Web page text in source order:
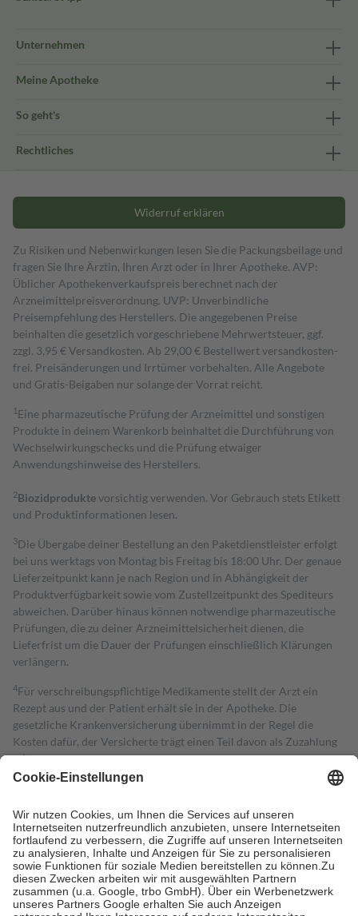
Unternehmen
Meine Apotheke
So geht's
Rechtliches
Widerruf erklären
Zu Risiken und Nebenwirkungen lesen Sie die Packungsbeilage und
fragen Sie Ihre Ärztin, Ihren Arzt oder in Ihrer Apotheke. AVP:
Üblicher Apothekenverkaufspreis berechnet nach der
Arzneimittelpreisverordnung. UVP: Unverbindliche
Preisempfehlung des Herstellers. Die angegebenen Preise
beinhalten die gesetzlich vorgeschriebene Mehrwertsteuer, ggf.
zzgl. 3,95 € Versandkosten. Ab 29,00 € Bestell­wert versand­kosten­
frei. Preisänderungen und Irrtümer vorbehalten. Alle Angebote
und Gratis-Beigaben nur solange der Vorrat reicht.
1 Eine pharmazeutische Prüfung der Arzneimittel und sonstigen
Produkte in deinem Warenkorb beinhaltet die Durchführung von
Wechselwirkungschecks und die Prüfung etwaiger
Anwendungshinweise des Herstellers.
2Biozidproduktevorsichtig verwenden. Vor Gebrauch stets Etikett
und Produktinformationen lesen.
3Die Übergabe deiner Bestellung an den Paketdienstleister erfolgt
bei uns werktags von Montag bis Freitag bis 18:00 Uhr. Der genaue
Lieferzeitpunkt kann je nach Region und in Abhängigkeit der
Produktverfügbarkeit sowie vom Zustellzeitpunkt des Spediteurs
abweichen. Darüber hinaus können notwendige pharmazeutische
Prüfungen, die zu deiner Arzneimittelsicherheit dienen, die
Lieferfrist um die Dauer der Prüfungen einschließlich Klärungen
verlängern.
4Für verschreibungspflichtige Medikamente stellt der Arzt ein
Rezept aus und der Patient erhält sie in der Apotheke. Die
gesetzliche Krankenversicherung übernimmt in der Regel die
Kosten dafür, der Versicherte trägt einen Teil davon als Zuzahlung
mit.
Grundsätzlich leisten Mitglieder Zuzahlungen in Höhe von zehn
höchstens zehn Euro.
Es sind jedoch nie mehr als die tatsächlichen
Kosten der Leistung zu entrichten.
Diese Regeln gelten grundsätzlich auch für Online-Apotheken.
Bei Heilmitteln und häuslicher Krankenpflege beträgt die
Zuzahlung zehn Prozent der Kosten sowie zehn Euro je
Verordnung.
Um das Engagement der Versicherten für ihre eigene Gesundheit zu